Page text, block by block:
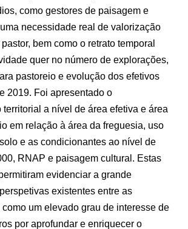
como gestores de paisagem e
necessidade real de valorização
bem como o retrato temporal
quer no número de explorações,
pastoreio e evolução dos efetivos
2019. Foi apresentado o
territorial a nível de área efetiva e área
em relação à área da freguesia, uso
e as condicionantes ao nível de
RNAP e paisagem cultural. Estas
evidenciar a grande
existentes entre as
um elevado grau de interesse de
por aprofundar e enriquecer o